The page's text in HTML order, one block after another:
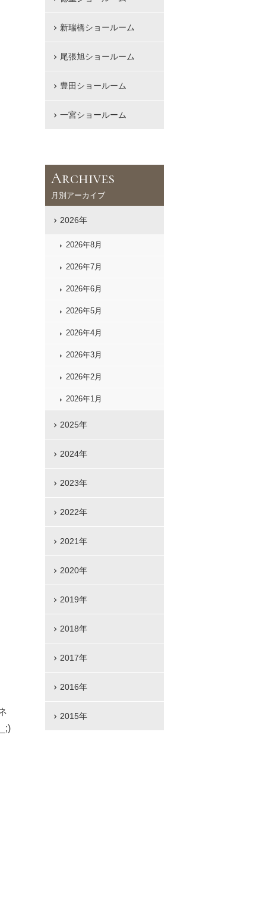
新瑞橋ショールーム
尾張旭ショールーム
豊田ショールーム
一宮ショールーム
Archives
月別アーカイブ
2026年
2026年8月
2026年7月
2026年6月
2026年5月
2026年4月
2026年3月
2026年2月
2026年1月
2025年
2024年
2023年
2022年
2021年
2020年
2019年
2018年
2017年
2016年
2015年